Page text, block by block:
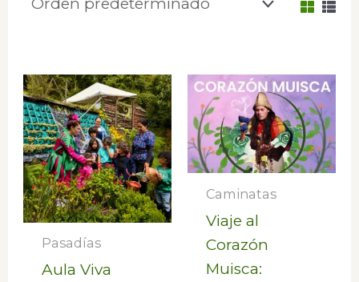
Pasadías
Aula Viva
Caminatas
Viaje al
Corazón
Muisca: